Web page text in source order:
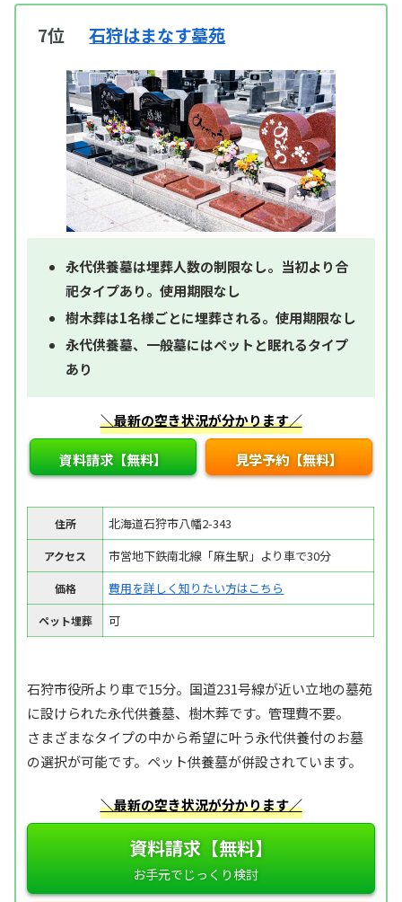
7位 石狩はまなす墓苑
永代供養墓は埋葬人数の制限なし。当初より合
祀タイプあり。使用期限なし
樹木葬は1名様ごとに埋葬される。使用期限なし
永代供養墓、一般墓にはペットと眠れるタイプ
あり
＼最新の空き状況が分かります／
資料請求【無料】 見学予約【無料】
住所 北海道石狩市八幡2-343
アクセス 市営地下鉄南北線「麻生駅」より車で30分
価格 費用を詳しく知りたい方はこちら
ペット埋葬 可
石狩市役所より車で15分。国道231号線が近い立地の墓苑
に設けられた永代供養墓、樹木葬です。管理費不要。
さまざまなタイプの中から希望に叶う永代供養付のお墓
の選択が可能です。ペット供養墓が併設されています。
＼最新の空き状況が分かります／
資料請求【無料】